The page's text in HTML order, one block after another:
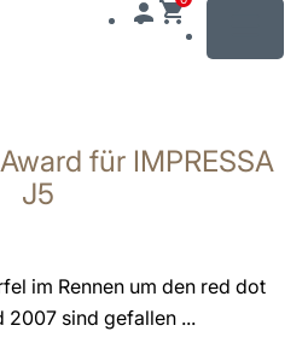
für IMPRESSA
J5
im Rennen um den red dot
2007 sind gefallen ...